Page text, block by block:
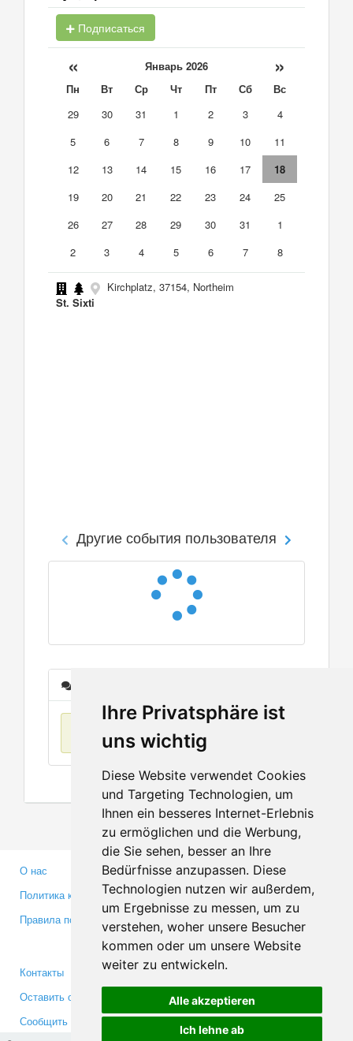
Ihre Privatsphäre ist
uns wichtig
Diese Website verwendet Cookies
und Targeting Technologien, um
Ihnen ein besseres Internet-Erlebnis
zu ermöglichen und die Werbung,
die Sie sehen, besser an Ihre
Bedürfnisse anzupassen. Diese
Technologien nutzen wir außerdem,
um Ergebnisse zu messen, um zu
verstehen, woher unsere Besucher
kommen oder um unsere Website
weiter zu entwickeln.
Alle akzeptieren
Ich lehne ab
Подписаться
« Январь 2026 »
Пн Вт Ср Чт Пт Сб
Вс
29
30 31 1 2 3
4
5
6 7 8 9 10
11
12
13 14 15 16 17
18
19
20 21 22 23 24
25
26
27 28 29 30 31
1
2
3 4 5 6 7 8
Kirchplatz, 37154, Northeim
St. Sixti
Другие события пользователя
О нас
Политика конфиденциальности
Правила пользования
Партнерам
Инвесторам
Медиа
Контакты
Оставить отзыв
Сообщить об ошибке
Facebook
Twitter
YouTube